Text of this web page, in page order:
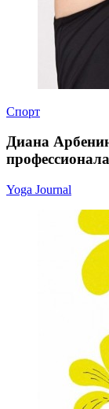
Спорт
Диана
Yoga Journal